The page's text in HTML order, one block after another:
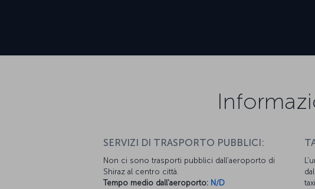
SERVIZI DI TRASPORTO PUBBLICI:
Non ci sono trasporti pubblici dall’aeroporto di
Shiraz al centro città.
Tempo medio dall'aeroporto: N/D